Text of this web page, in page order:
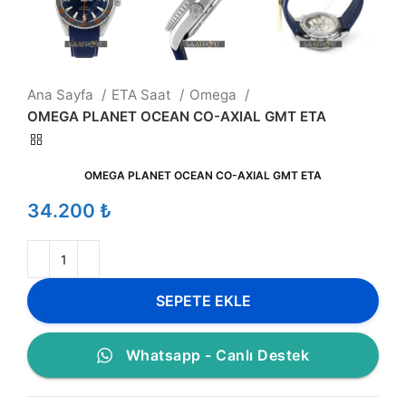
Ana Sayfa ETA Saat
Omega
OMEGA PLANET OCEAN CO-AXIAL GMT ETA
OMEGA PLANET OCEAN CO-AXIAL GMT ETA
₺
SEPETE EKLE
Whatsapp - Canlı Destek